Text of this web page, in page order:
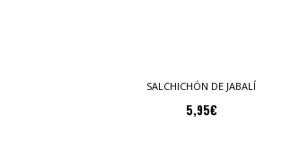
SALCHICHÓN DE JABALÍ
5,95€